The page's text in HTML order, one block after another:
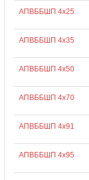
АПВББШП 4х25
АПВББШП 4х35
АПВББШП 4х50
АПВББШП 4х70
АПВББШП 4х91
АПВББШП 4х95